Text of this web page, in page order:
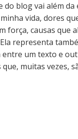
do blog vai além da
vida, dores
força, causas que
representa
entre um texto e
muitas vezes,